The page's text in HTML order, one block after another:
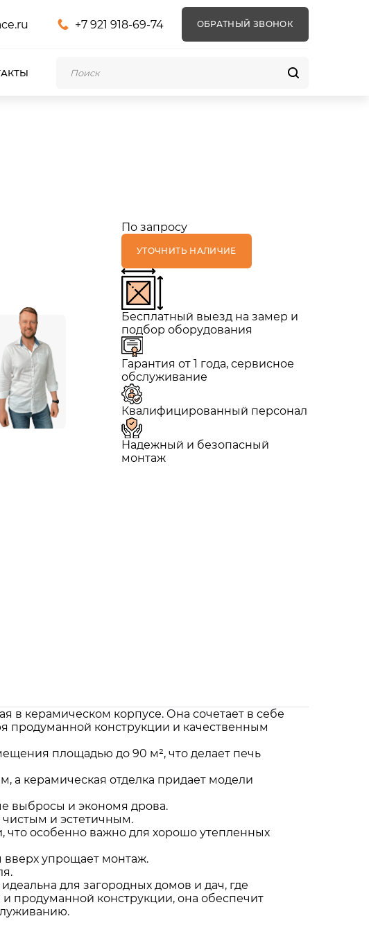
+7 921 918-69-74 ОБРАТНЫЙ ЗВОНОК
По запросу
УТОЧНИТЬ НАЛИЧИЕ
Бесплатный выезд на замер и
подбор оборудования
Гарантия от 1 года, сервисное
обслуживание
Квалифицированный персонал
Надежный и безопасный
монтаж
в керамическом корпусе. Она сочетает в себе
продуманной конструкции и качественным
площадью до 90 м², что делает печь
а керамическая отделка придает модели
выбросы и экономя дрова.
чистым и эстетичным.
что особенно важно для хорошо утепленных
вверх упрощает монтаж.
для загородных домов и дач, где
продуманной конструкции, она обеспечит